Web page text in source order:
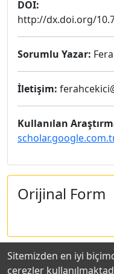
DOI:
http://dx.doi.org/
Sorumlu Yazar:
İletişim:
Kullanılan
Orijinal Form
Sitemizden en iyi
çerezler